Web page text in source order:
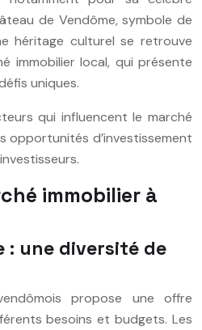
de Vendôme, symbole de
héritage culturel se retrouve
immobilier local, qui présente
uniques.
qui influencent le marché
opportunités d’investissement
immobilier à
: une diversité de
propose une offre
besoins et budgets. Les